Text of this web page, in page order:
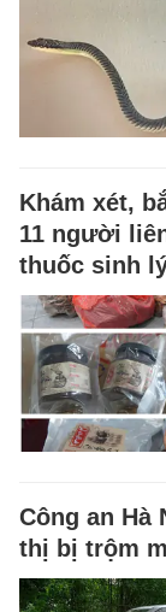
Khám xét,
11 người
thuốc sinh
Công an Hà
thị bị trộm